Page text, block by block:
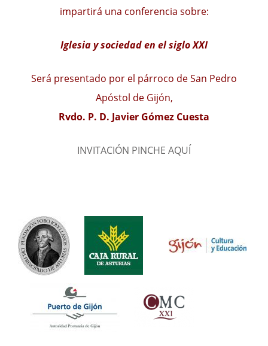
impartirá una conferencia sobre:
Iglesia y sociedad en el siglo XXI
Será presentado por el párroco de San Pedro
Apóstol de Gijón,
Rvdo. P. D. Javier Gómez Cuesta
INVITACIÓN PINCHE AQUÍ